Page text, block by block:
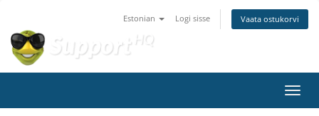
Estonian Logi sisse Vaata ostukorvi